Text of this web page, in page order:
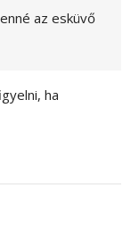
az esküvő
ha